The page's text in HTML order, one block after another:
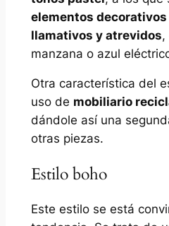
elementos decorativos
llamativos y atrevidos,
manzana o azul
Otra característica del
uso de mobiliario
dándole así una
otras piezas.
Estilo boho
Este estilo se está